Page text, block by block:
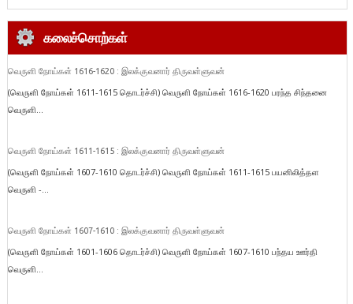
கலைச்சொற்கள்
வெருளி நோய்கள் 1616-1620 : இலக்குவனார் திருவள்ளுவன்
(வெருளி நோய்கள் 1611-1615 தொடர்ச்சி) வெருளி நோய்கள் 1616-1620 பரந்த சிந்தனை
வெருளி...
வெருளி நோய்கள் 1611-1615 : இலக்குவனார் திருவள்ளுவன்
(வெருளி நோய்கள் 1607-1610 தொடர்ச்சி) வெருளி நோய்கள் 1611-1615 பயனிலித்தள
வெருளி -...
வெருளி நோய்கள் 1607-1610 : இலக்குவனார் திருவள்ளுவன்
(வெருளி நோய்கள் 1601-1606 தொடர்ச்சி) வெருளி நோய்கள் 1607-1610 பந்தய ஊர்தி
வெருளி...